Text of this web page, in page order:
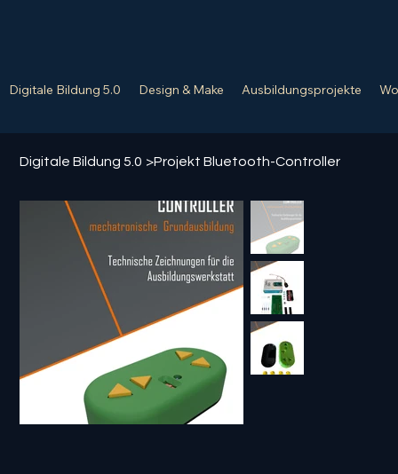
Digitale Bildung 5.0 Design & Make Ausbildungsprojekte
Digitale Bildung 5.0 >Projekt Bluetooth-Controller